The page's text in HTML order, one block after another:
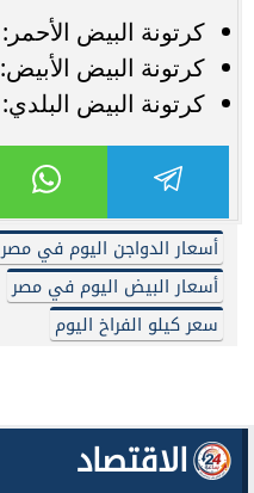
كرتونة البيض الأحمر: 95 – 110 جنيهات
كرتونة البيض الأبيض: 90 – 100 جنيه
كرتونة البيض البلدي: 110 – 120 جنيهًا
أسعار الدواجن اليوم في مصر
أسعار البيض اليوم في مصر
سعر كيلو الفراخ اليوم
الاقتصاد